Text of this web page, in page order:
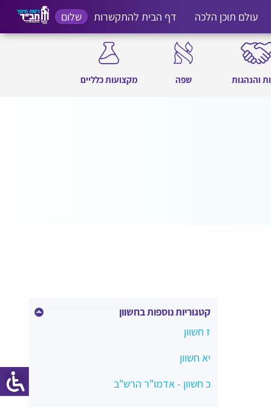
עולם תוכן הלכה דף הבית להתקשרות שלום
והנהגות שפה מקצועות כלליים
קטגוריות נוספות בחשוון
ז חשוון
יא חשוון
כ חשוון - אדמו"ר הרש"ב